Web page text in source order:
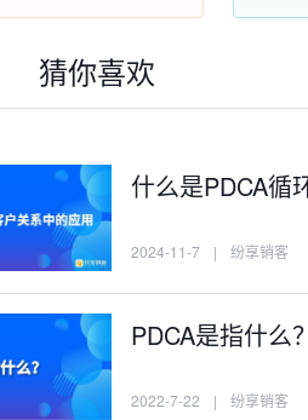
猜你喜欢
什么是PDCA循
2024-11-7 | 纷享销客
PDCA是指什么？
2022-7-22 | 纷享销客